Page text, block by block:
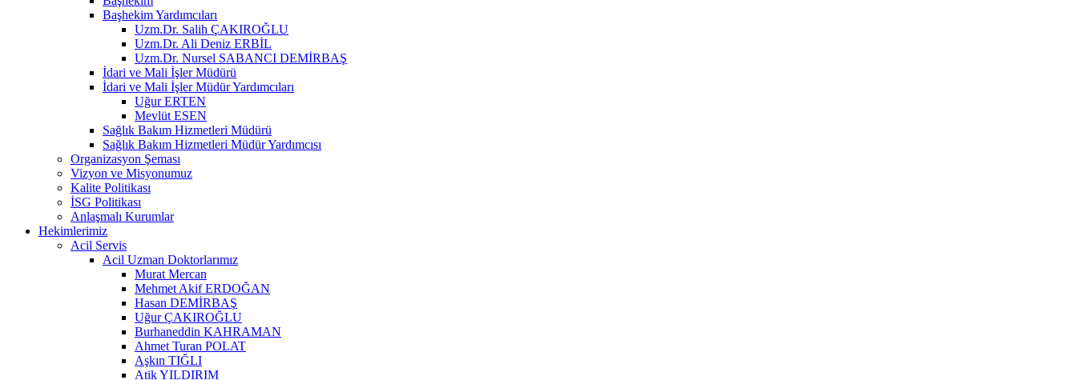
Başhekim Yardımcıları
Uzm.Dr. Salih ÇAKIROĞLU
Uzm.Dr. Ali Deniz ERBİL
Uzm.Dr. Nursel SABANCI DEMİRBAŞ
İdari ve Mali İşler Müdürü
İdari ve Mali İşler Müdür Yardımcıları
Uğur ERTEN
Mevlüt ESEN
Sağlık Bakım Hizmetleri Müdürü
Sağlık Bakım Hizmetleri Müdür Yardımcısı
Organizasyon Şeması
Vizyon ve Misyonumuz
Kalite Politikası
İSG Politikası
Anlaşmalı Kurumlar
Hekimlerimiz
Acil Servis
Acil Uzman Doktorlarımız
Murat Mercan
Mehmet Akif ERDOĞAN
Hasan DEMİRBAŞ
Uğur ÇAKIROĞLU
Burhaneddin KAHRAMAN
Ahmet Turan POLAT
Aşkın TIĞLI
Atik YILDIRIM